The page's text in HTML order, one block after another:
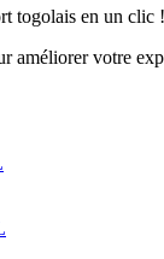
togolais en un clic
améliorer votre